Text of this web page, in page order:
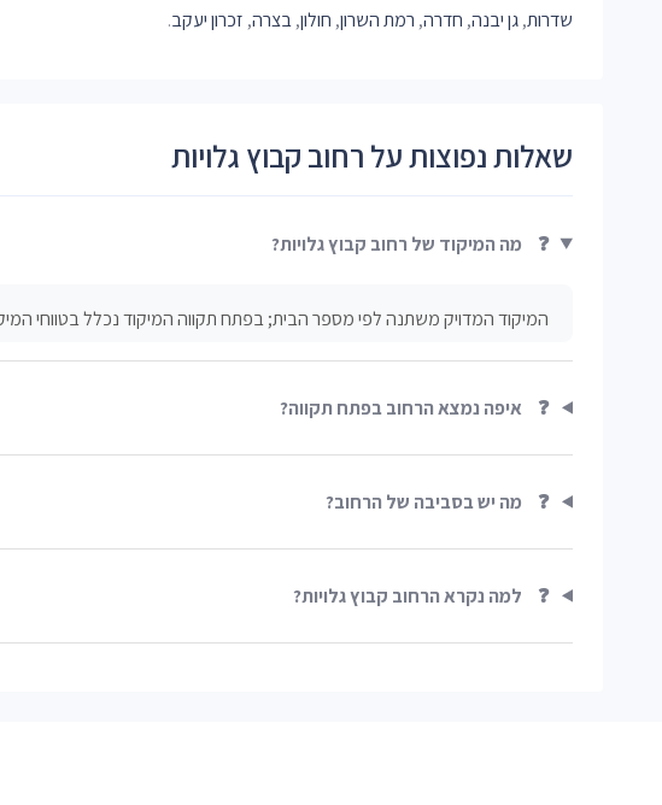
שדרות,גן יבנה, חדרה, רמת השרון, חולון,בצרה, זכרון יעקב.
שאלות נפוצות על רחוב קבוץ גלויות
❓ מה המיקוד של רחוב קבוץ גלויות?
המיקוד המדויק משתנה לפי מספר הבית; בפתח תקווה המיקוד נכלל בטווחי
❓ איפה נמצא הרחוב בפתח תקווה?
❓ מה יש בסביבה של הרחוב?
❓ למה נקרא הרחוב קבוץ גלויות?